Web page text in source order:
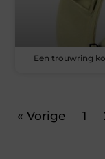
Een trouwring
« Vorige 1